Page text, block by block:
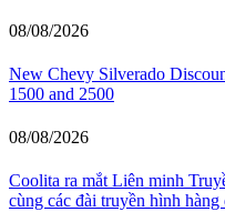
08/08/2026
New Chevy Silverado
1500 and 2500
08/08/2026
Coolita ra mắt Liên minh
cùng các đài truyền hình hàng